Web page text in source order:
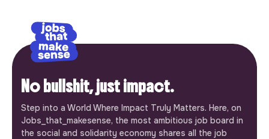
No bullshit, just impact.
Step into a World Where Impact Truly Matters. Here, on
Jobs_that_makesense, the most ambitious job board in
the social and solidarity economy shares all the job